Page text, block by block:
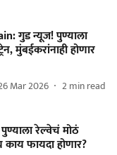
गुड न्यूज! पुण्याला
मुंबईकरांनाही होणार
Mar 2026 2min read
रेल्वेचं मोठं
काय फायदा होणार?